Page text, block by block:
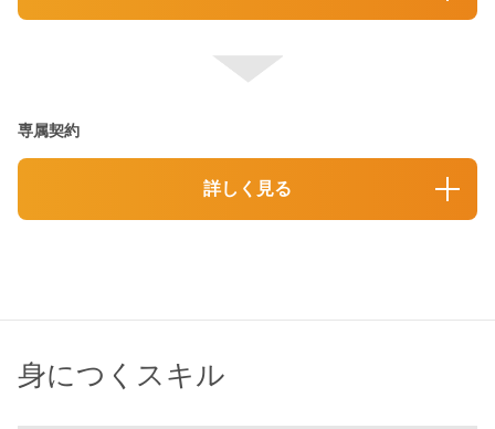
専属契約
詳しく見る
身につくスキル